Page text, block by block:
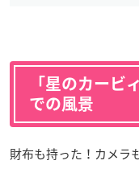
「星のカービ
での風景
財布も持った！カメ